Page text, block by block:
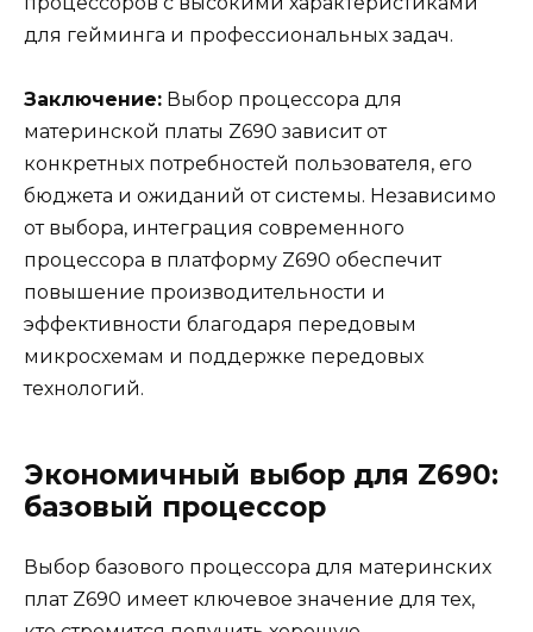
для гейминга и профессиональных задач.
Заключение: Выбор процессора для
материнской платы Z690 зависит от
конкретных потребностей пользователя, его
бюджета и ожиданий от системы. Независимо
от выбора, интеграция современного
процессора в платформу Z690 обеспечит
повышение производительности и
эффективности благодаря передовым
микросхемам и поддержке передовых
технологий.
Экономичный выбор для Z690:
базовый процессор
Выбор базового процессора для материнских
плат Z690 имеет ключевое значение для тех,